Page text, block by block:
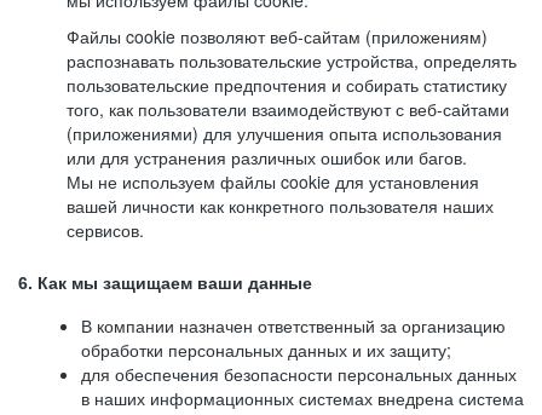
Файлы cookie позволяют веб-сайтам (приложениям)
распознавать пользовательские устройства, определять
пользовательские предпочтения и собирать статистику
того, как пользователи взаимодействуют с веб-сайтами
(приложениями) для улучшения опыта использования
или для устранения различных ошибок или багов.
Мы не используем файлы cookie для установления
вашей личности как конкретного пользователя наших
сервисов.
6. Как мы защищаем ваши данные
В компании назначен ответственный за организацию
обработки персональных данных и их защиту;
для обеспечения безопасности персональных данных
в наших информационных системах внедрена система